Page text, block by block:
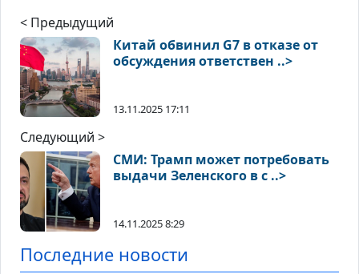
< Предыдущий
Китай обвинил G7 в отказе от
обсуждения ответствен ..>
13.11.2025 17:11
Следующий >
СМИ: Трамп может потребовать
выдачи Зеленского в с ..>
14.11.2025 8:29
Последние новости